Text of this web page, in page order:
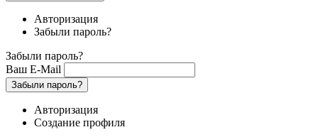
Авторизация
Забыли пароль?
Забыли пароль?
Ваш E-Mail
Забыли пароль?
Авторизация
Создание профиля